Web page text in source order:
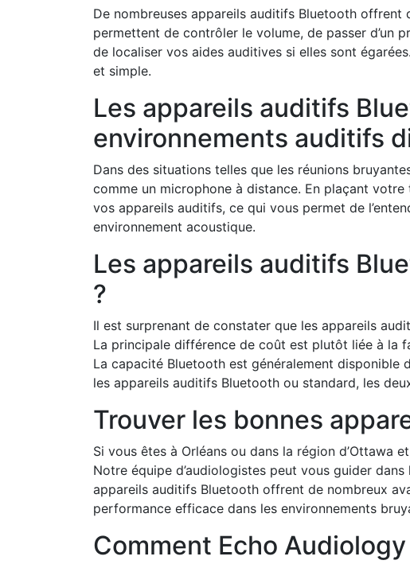
De nombreuses appareils auditifs Bluetooth
permettent de contrôler le volume, de passer d’un
de localiser vos aides auditives si elles sont
et simple.
Les appareils auditifs
environnements auditifs
Dans des situations telles que les réunions
comme un microphone à distance. En plaçant
vos appareils auditifs, ce qui vous permet de
environnement acoustique.
Les appareils auditifs
?
Il est surprenant de constater que les appareils
La principale différence de coût est plutôt liée à la
La capacité Bluetooth est généralement disponible
les appareils auditifs Bluetooth ou standard, les
Trouver les bonnes
Si vous êtes à Orléans ou dans la région d’Ottawa
Notre équipe d’audiologistes peut vous guider
appareils auditifs Bluetooth offrent de nombreux
performance efficace dans les environnements
Comment Echo